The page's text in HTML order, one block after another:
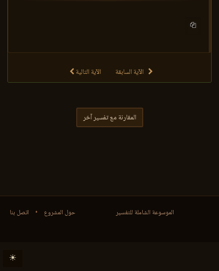
الآية السابقة الآية التالية
المقارنة مع تفسير آخر
حول المشروع • اتصل بنا الموسوعة الشاملة للتفسير
☀